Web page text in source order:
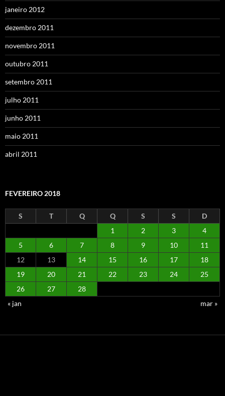
janeiro 2012
dezembro 2011
novembro 2011
outubro 2011
setembro 2011
julho 2011
junho 2011
maio 2011
abril 2011
FEVEREIRO 2018
S T Q Q S S
D
1
2 3
4
5
6 7 8 9 10
11
12
13 14 15 16 17
18
19
20 21 22 23 24
25
26
27
28
« jan
mar »